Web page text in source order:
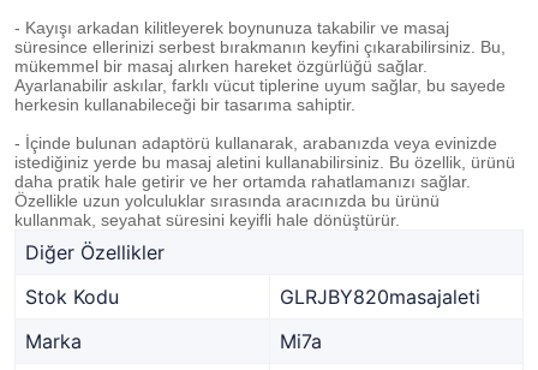
- Kayışı arkadan kilitleyerek boynunuza takabilir ve masaj
süresince ellerinizi serbest bırakmanın keyfini çıkarabilirsiniz. Bu,
mükemmel bir masaj alırken hareket özgürlüğü sağlar.
Ayarlanabilir askılar, farklı vücut tiplerine uyum sağlar, bu sayede
herkesin kullanabileceği bir tasarıma sahiptir.
- İçinde bulunan adaptörü kullanarak, arabanızda veya evinizde
istediğiniz yerde bu masaj aletini kullanabilirsiniz. Bu özellik, ürünü
daha pratik hale getirir ve her ortamda rahatlamanızı sağlar.
Özellikle uzun yolculuklar sırasında aracınızda bu ürünü
kullanmak, seyahat süresini keyifli hale dönüştürür.
Diğer Özellikler
Stok Kodu
GLRJBY820masajaleti
Marka
Mi7a